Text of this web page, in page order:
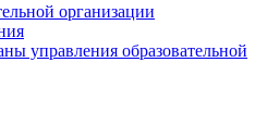
организации
управления образовательной